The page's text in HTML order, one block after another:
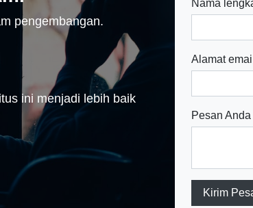
pengembangan.
ini menjadi lebih baik
Nama
Alamat
Pesan Anda
Kirim